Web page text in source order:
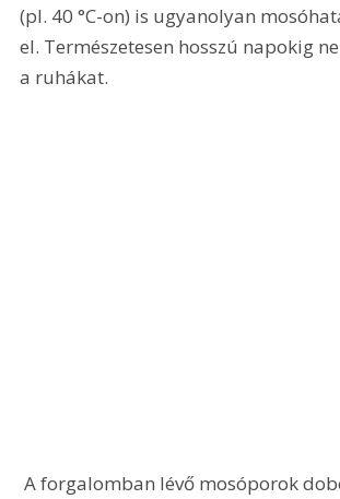
(pl. 40 °C-on) is ugyanolyan
el. Természetesen hosszú napokig
a ruhákat.
A forgalomban lévő mosóporok dobozán